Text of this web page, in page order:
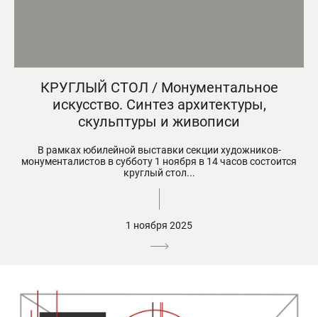
КРУГЛЫЙ СТОЛ / Монументальное
искусство. Синтез архитектуры,
скульптуры и живописи
В рамках юбилейной выставки секции художников-
монументалистов в субботу 1 ноября в 14 часов состоится
круглый стол...
1 ноября 2025